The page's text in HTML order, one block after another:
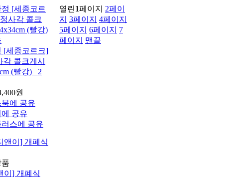
[세종코르크]
각 콜크게시
(빨강) _2
원
이] 개폐식
열린1페이지 2페이
지 3페이지 4페이지
5페이지 6페이지
7
페이지
맨끝